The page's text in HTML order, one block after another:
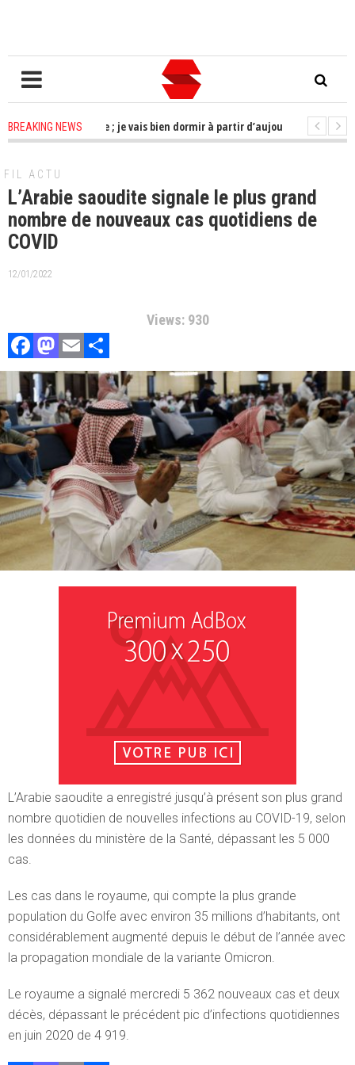
BREAKING NEWS
soucis à me faire ; je vais bien dormir à partir d’aujourd’hui»
2
FIL ACTU
L’Arabie saoudite signale le plus grand
nombre de nouveaux cas quotidiens de
COVID
12/01/2022
Views: 930
Facebook
Mastodon
Email
L’Arabie saoudite a enregistré jusqu’à présent son plus grand
nombre quotidien de nouvelles infections au COVID-19, selon
les données du ministère de la Santé, dépassant les 5 000
cas.
Les cas dans le royaume, qui compte la plus grande
population du Golfe avec environ 35 millions d’habitants, ont
considérablement augmenté depuis le début de l’année avec
la propagation mondiale de la variante Omicron.
Le royaume a signalé mercredi 5 362 nouveaux cas et deux
décès, dépassant le précédent pic d’infections quotidiennes
en juin 2020 de 4 919.